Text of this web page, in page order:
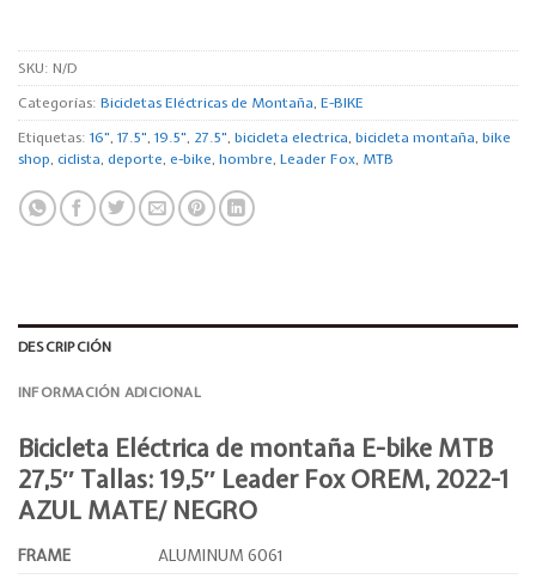
SKU: N/D
Categorías: Bicicletas Eléctricas de Montaña, E-BIKE
Etiquetas: 16", 17.5", 19.5", 27.5", bicicleta electrica, bicicleta montaña, bike
shop, ciclista, deporte, e-bike, hombre, Leader Fox, MTB
DESCRIPCIÓN
INFORMACIÓN ADICIONAL
Bicicleta Eléctrica de montaña E-bike MTB
27,5″ Tallas: 19,5″ Leader Fox OREM, 2022-1
AZUL MATE/ NEGRO
FRAME ALUMINUM 6061